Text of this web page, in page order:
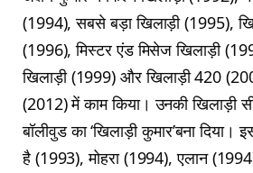
(1994), सबसे बड़ा खिलाड़ी (1995),
(1996), मिस्टर एंड मिसेज खिलाड़ी
खिलाड़ी (1999) और खिलाड़ी 420
(2012) में काम किया। उनकी खिलाड़ी
बॉलीवुड का ‘खिलाड़ी कुमार’बना दिया।
है (1993), मोहरा (1994), एलान